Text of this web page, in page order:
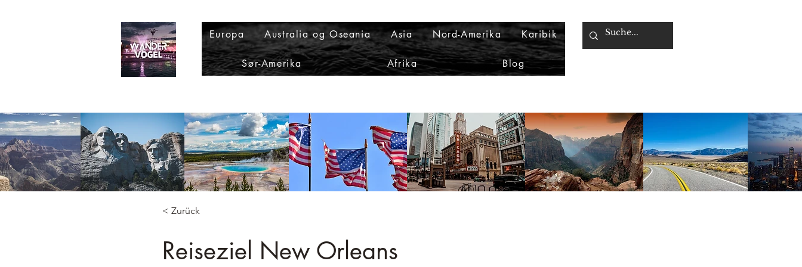
Europa Australia og Oseania Asia Nord-Amerika Karibik
Sør-Amerika Afrika Blog
< Zurück
Reiseziel New Orleans